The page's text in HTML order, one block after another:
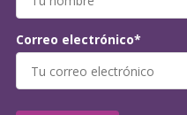
Correo electrónico*